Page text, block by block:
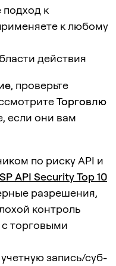
подход к
к любому
действия
, проверьте
Торговлю
если они вам
по риску API и
API Security Top 10
разрешения,
контроль
торговыми
запись/суб-